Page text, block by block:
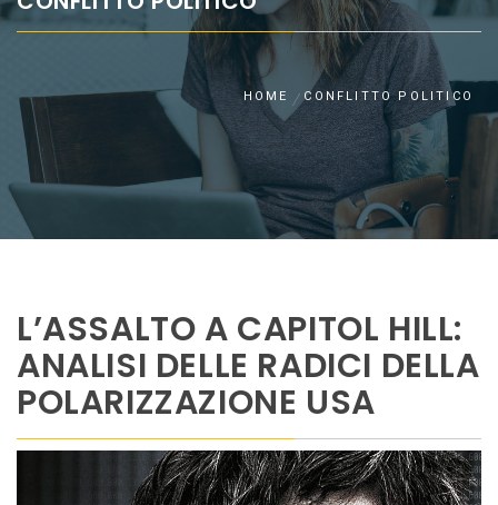
HOME CONFLITTO POLITICO
L’ASSALTO A CAPITOL HILL:
ANALISI DELLE RADICI DELLA
POLARIZZAZIONE USA